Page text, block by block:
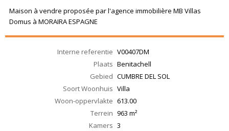
Maison à vendre proposée par l'agence immobilière MB Villas
Domus à MORAIRA ESPAGNE
Interne referentie V00407DM
Plaats Benitachell
Gebied CUMBRE DEL SOL
Soort Woonhuis Villa
Woon-oppervlakte 613.00
Terrein 963 m²
Kamers 3